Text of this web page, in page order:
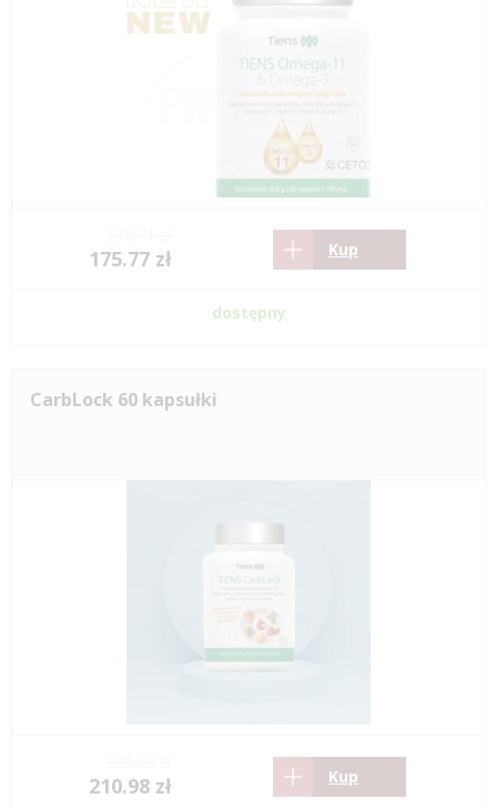
175.77 zł Kup
dostępny
CarbLock 60 kapsułki
210.98 zł Kup